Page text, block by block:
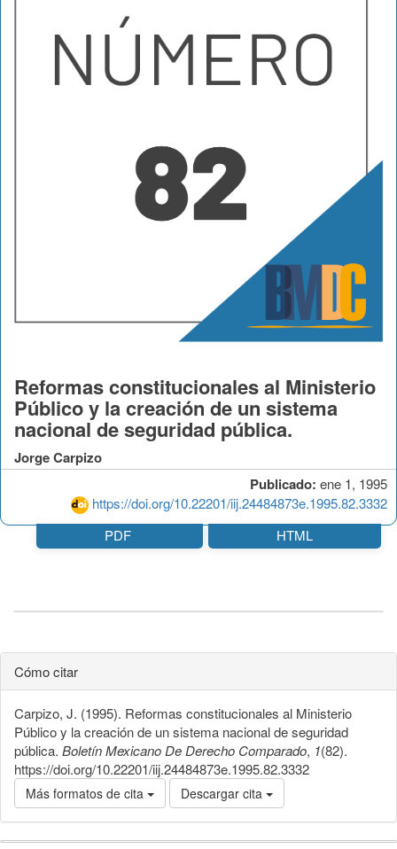
Publicado: ene 1, 1995
https://doi.org/10.22201/iij.24484873e.1995.82.3332
Reformas constitucionales al Ministerio
Público y la creación de un sistema
nacional de seguridad pública.
Jorge Carpizo
PDF HTML
Cómo citar
Carpizo, J. (1995). Reformas constitucionales al Ministerio
Público y la creación de un sistema nacional de seguridad
pública. Boletín Mexicano De Derecho Comparado, 1(82).
https://doi.org/10.22201/iij.24484873e.1995.82.3332
Más formatos de cita Descargar cita